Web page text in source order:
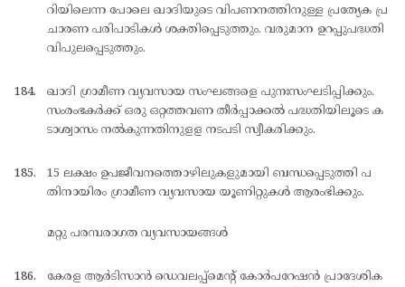
റിയിലെന്ന പോലെ ഖാദിയുടെ വിപണനത്തിനുള്ള പ്രത്യേക പ്ര
ചാരണ പരിപാടികള്‍ ശക്തിപ്പെടുത്തും. വരുമാന ഉറപ്പുപദ്ധതി
വിപുലപ്പെടുത്തും.
ഖാദി ഗ്രാമീണ വ്യവസായ സംഘങ്ങളെ പുനഃസംഘടിപ്പിക്കും.
സംരംഭകര്‍ക്ക് ഒരു ഒറ്റത്തവണ തീര്‍പ്പാക്കല്‍ പദ്ധതിയിലൂടെ ക
ടാശ്വാസം നല്‍കുന്നതിനുളള നടപടി സ്വീകരിക്കും.
15 ലക്ഷം ഉപജീവനത്തൊഴിലുകളുമായി ബന്ധപ്പെടുത്തി പ
തിനായിരം ഗ്രാമീണ വ്യവസായ യൂണിറ്റുകള്‍ ആരംഭിക്കും.
മറ്റു പരമ്പരാഗത വ്യവസായങ്ങള്‍
കേരള ആര്‍ടിസാന്‍ ഡെവലപ്പ്മെന്റ് കോര്‍പറേഷന്‍ പ്രാദേശിക